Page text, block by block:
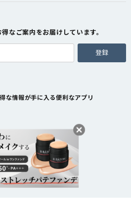
なご案内をお届けしています。
登録
な情報が手に入る便利なアプリ
ディア）